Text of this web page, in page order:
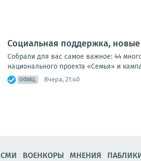
Социальная поддержка,
Собрали для вас самое важное: 44
национального проекта «Семья» и
ОФИЦ. Вчера, 21:40
СМИ ВОЕНКОРЫ МНЕНИЯ